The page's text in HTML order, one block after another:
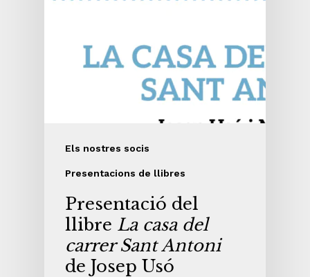
Els nostres socis
Presentacions de llibres
Presentació del
llibre La casa del
carrer Sant Antoni
de Josep Usó